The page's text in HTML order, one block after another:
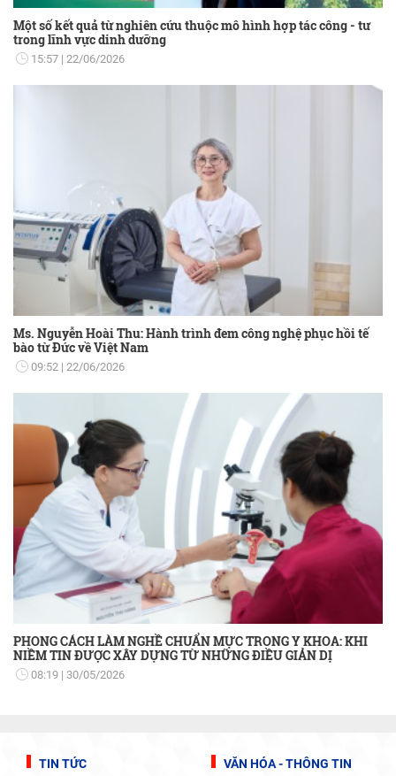
Một số kết quả từ nghiên cứu thuộc mô hình hợp tác công - tư
trong lĩnh vực dinh dưỡng
15:57 22/06/2026
Ms. Nguyễn Hoài Thu: Hành trình đem công nghệ phục hồi tế
bào từ Đức về Việt Nam
09:52 22/06/2026
PHONG CÁCH LÀM NGHỀ CHUẨN MỰC TRONG Y KHOA: KHI
NIỀM TIN ĐƯỢC XÂY DỰNG TỪ NHỮNG ĐIỀU GIẢN DỊ
08:19 30/05/2026
TIN TỨC VĂN HÓA - THÔNG TIN